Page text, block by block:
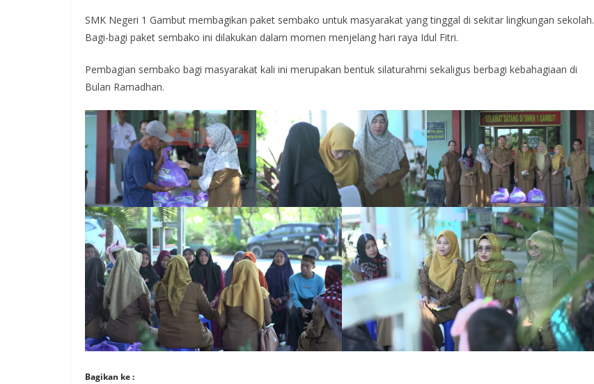
SMK Negeri 1 Gambut membagikan paket sembako untuk masyarakat yang tinggal di sekitar lingkungan sekolah.
Bagi-bagi paket sembako ini dilakukan dalam momen menjelang hari raya Idul Fitri.
Pembagian sembako bagi masyarakat kali ini merupakan bentuk silaturahmi sekaligus berbagi kebahagiaan di
Bulan Ramadhan.
Bagikan ke :